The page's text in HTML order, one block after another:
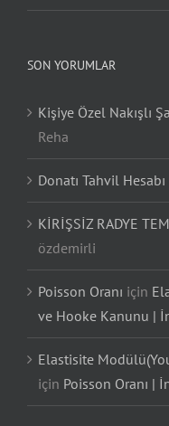
SON YORUMLAR
Kişiye Özel Nakışlı
Reha
Donatı Tahvil Hesabı
KİRİŞSİZ RADYE
özdemirli
Poisson Oranı için
ve Hooke Kanunu |
Elastisite
için Poisson Oranı |